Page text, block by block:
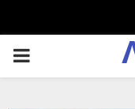
PRIMARY